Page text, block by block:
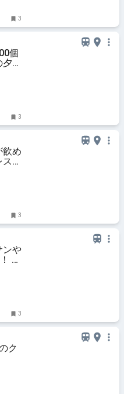
3
個
涼
3
飲め
ト
3
ンや
今
3
ク